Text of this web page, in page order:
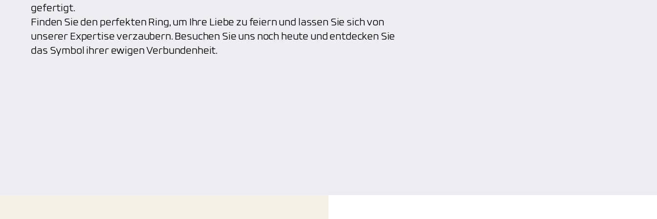
gefertigt.
Finden Sie den perfekten Ring, um Ihre Liebe zu feiern und lassen Sie sich von
unserer Expertise verzaubern. Besuchen Sie uns noch heute und entdecken Sie
das Symbol ihrer ewigen Verbundenheit.